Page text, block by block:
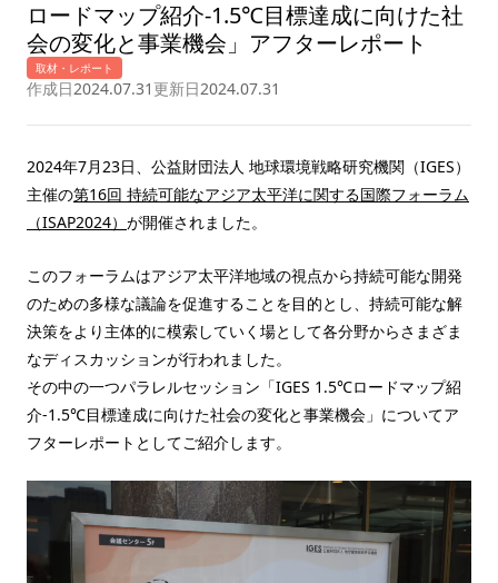
取材・レポート
作成日2024.07.31更新日2024.07.31
ロードマップ紹介-1.5℃目標達成に向けた社
会の変化と事業機会」アフターレポート
2024年7月23日、公益財団法人 地球環境戦略研究機関（IGES）
主催の第16回 持続可能なアジア太平洋に関する国際フォーラム
（ISAP2024） が開催されました。
このフォーラムはアジア太平洋地域の視点から持続可能な開発
のための多様な議論を促進することを目的とし、持続可能な解
決策をより主体的に模索していく場として各分野からさまざま
なディスカッションが行われました。
その中の一つパラレルセッション「IGES 1.5℃ロードマップ紹
介-1.5℃目標達成に向けた社会の変化と事業機会」についてア
フターレポートとしてご紹介します。